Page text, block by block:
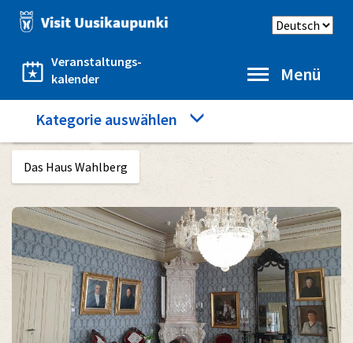
Direkt
zum
Veranstaltungs-
kalender
Sprache
Menü
Category
menu
Kategorie auswählen
Startseite Zu sehen und zu erleben
Das Haus Wahlberg